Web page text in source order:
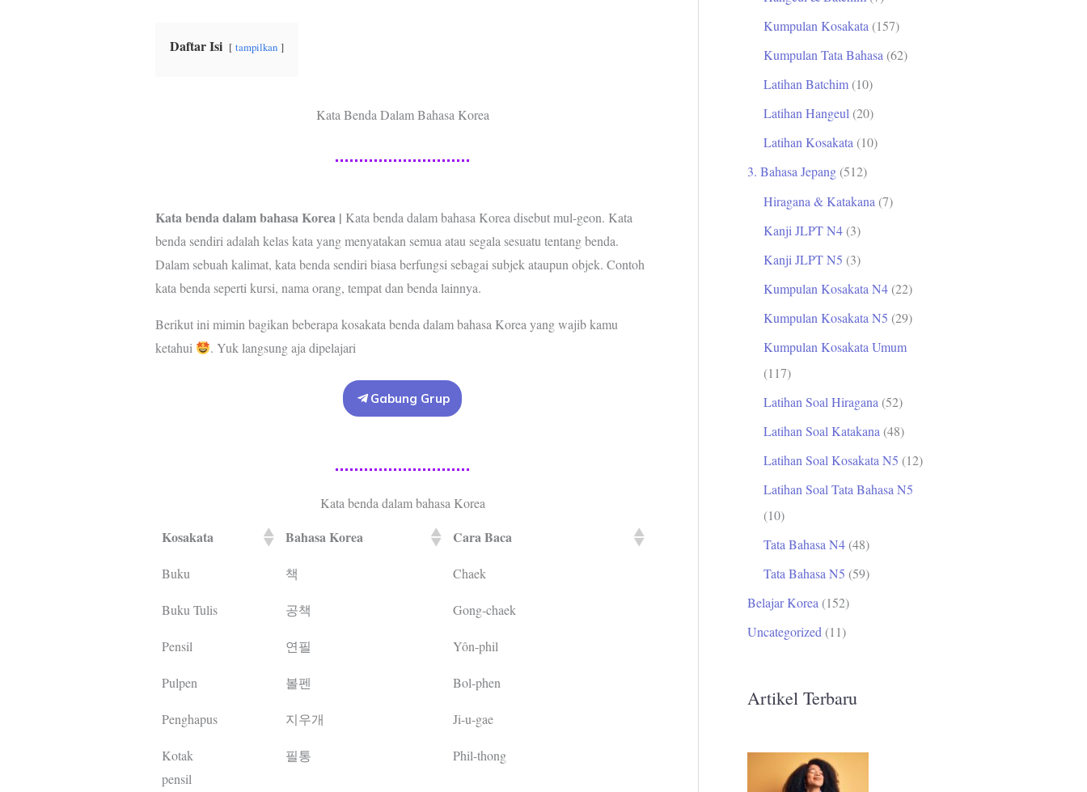
o
r
p
e
Daftar Isi tampilkan
Kata Benda Dalam Bahasa Korea
Kata benda dalam bahasa Korea | Kata benda dalam bahasa Korea disebut mul-geon. Kata
benda sendiri adalah kelas kata yang menyatakan semua atau segala sesuatu tentang benda.
Dalam sebuah kalimat, kata benda sendiri biasa berfungsi sebagai subjek ataupun objek. Contoh
kata benda seperti kursi, nama orang, tempat dan benda lainnya.
Berikut ini mimin bagikan beberapa kosakata benda dalam bahasa Korea yang wajib kamu
ketahui
. Yuk langsung aja dipelajari
Gabung Grup
Kata benda dalam bahasa Korea
Kosakata Bahasa Korea Cara Baca
Buku 책 Chaek
Buku Tulis 공책 Gong-chaek
Pensil 연필 Yôn-phil
Pulpen 볼펜 Bol-phen
Penghapus 지우개 Ji-u-gae
Kotak
pensil
필통 Phil-thong
Kumpulan Kosakata (157)
Kumpulan Tata Bahasa (62)
Latihan Batchim (10)
Latihan Hangeul (20)
Latihan Kosakata (10)
3. Bahasa Jepang (512)
Hiragana & Katakana (7)
Kanji JLPT N4 (3)
Kanji JLPT N5 (3)
Kumpulan Kosakata N4 (22)
Kumpulan Kosakata N5 (29)
Kumpulan Kosakata Umum
(117)
Latihan Soal Hiragana (52)
Latihan Soal Katakana (48)
Latihan Soal Kosakata N5 (12)
Latihan Soal Tata Bahasa N5
(10)
Tata Bahasa N4 (48)
Tata Bahasa N5 (59)
Belajar Korea (152)
Uncategorized (11)
Artikel Terbaru